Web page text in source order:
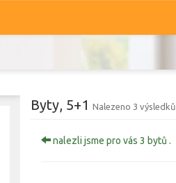
Byty, 5+1 Nalezeno 3 výsledků
nalezli jsme pro vás 3 bytů .